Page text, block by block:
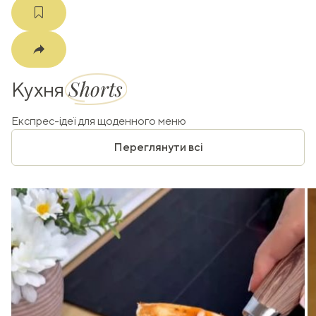
КухняShorts
Експрес-ідеї для щоденного меню
Переглянути всі